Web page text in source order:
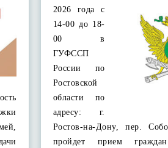
2026 года с
14-00 до 18-
00 в
ГУФССП
России по
Ростовской
области по
адресу: г.
Ростов-на-Дону, пер.
пройдет прием